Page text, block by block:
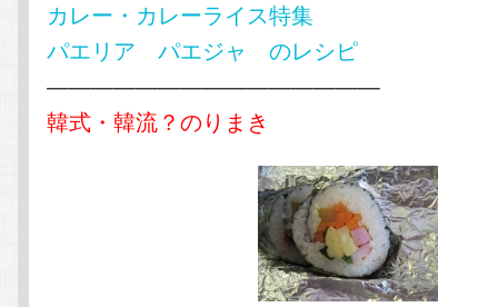
ン
へ
ツ
移
カレー・カレーライス特集
パエリア パエジャ のレシピ
———————————————
韓式・韓流？のりまき